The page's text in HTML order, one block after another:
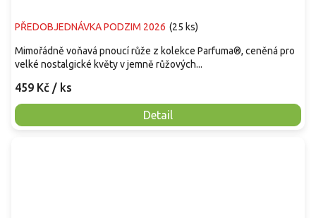
PŘEDOBJEDNÁVKA PODZIM 2026 (25 ks)
459 Kč / ks
Detail
Mimořádně voňavá pnoucí růže z kolekce Parfuma®, ceněná pro
velké nostalgické květy v jemně růžových...